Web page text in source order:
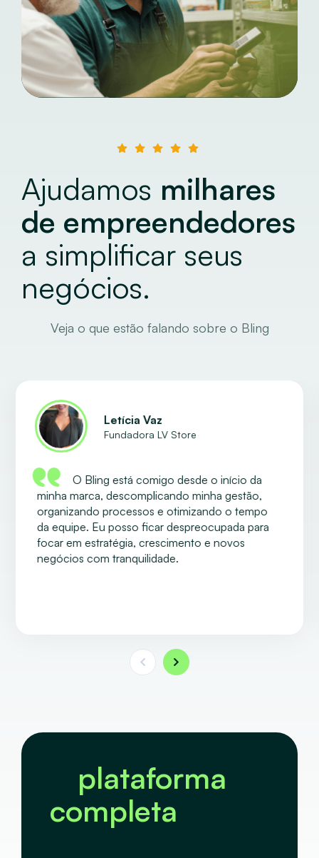
Ajudamos milhares
de empreendedores
a simplificar seus
negócios.
Veja o que estão falando sobre o Bling
Letícia Vaz
Fundadora LV Store
O Bling está comigo desde o início da
minha marca, descomplicando minha gestão,
organizando processos e otimizando o tempo
da equipe. Eu posso ficar despreocupada para
focar em estratégia, crescimento e novos
negócios com tranquilidade.
plataforma
completa